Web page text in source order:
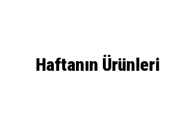
Haftanın Ürünleri